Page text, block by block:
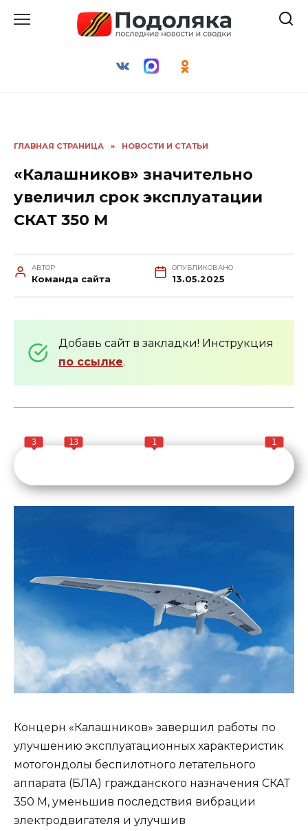
ГЛАВНАЯ СТРАНИЦА » НОВОСТИ И СТАТЬИ
«Калашников» значительно
увеличил срок эксплуатации
СКАТ 350 М
АВТОР
Команда сайта
ОПУБЛИКОВАНО
13.05.2025
Добавь сайт в закладки! Инструкция
по ссылке.
3 13 1 1
Концерн «Калашников» завершил работы по
улучшению эксплуатационных характеристик
мотогондолы беспилотного летательного
аппарата (БЛА) гражданского назначения СКАТ
350 М, уменьшив последствия вибрации
электродвигателя и улучшив